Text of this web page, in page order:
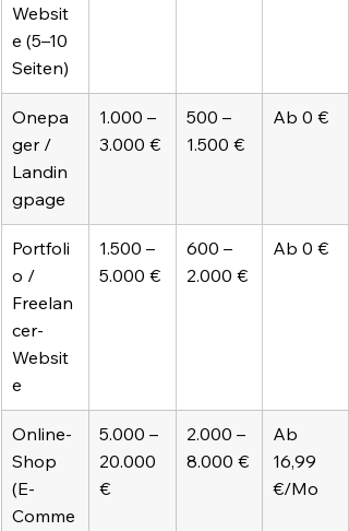
Websit
e (5–10
Seiten)
Onepa
ger /
Landin
gpage
1.000 –
3.000 €
500 –
1.500 €
Ab 0 €
Portfoli
o /
Freelan
cer-
Websit
e
1.500 –
5.000 €
600 –
2.000 €
Ab 0 €
Online-
Shop
(E-
Comme
5.000 –
20.000
€
2.000 –
8.000 €
Ab
16,99
€/Mo